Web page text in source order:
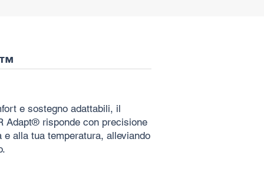
e sostegno adattabili, il
Adapt® risponde con precisione
e alla tua temperatura, alleviando